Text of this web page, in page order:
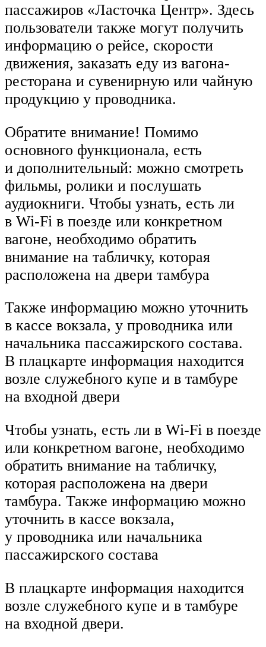
пассажиров «Ласточка Центр». Здесь
пользователи также могут получить
информацию о рейсе, скорости
движения, заказать еду из вагона-
ресторана и сувенирную или чайную
продукцию у проводника.
Обратите внимание! Помимо
основного функционала, есть
и дополнительный: можно смотреть
фильмы, ролики и послушать
аудиокниги. Чтобы узнать, есть ли
в Wi-Fi в поезде или конкретном
вагоне, необходимо обратить
внимание на табличку, которая
расположена на двери тамбура
Также информацию можно уточнить
в кассе вокзала, у проводника или
начальника пассажирского состава.
В плацкарте информация находится
возле служебного купе и в тамбуре
на входной двери
Чтобы узнать, есть ли в Wi-Fi в поезде
или конкретном вагоне, необходимо
обратить внимание на табличку,
которая расположена на двери
тамбура. Также информацию можно
уточнить в кассе вокзала,
у проводника или начальника
пассажирского состава
В плацкарте информация находится
возле служебного купе и в тамбуре
на входной двери.